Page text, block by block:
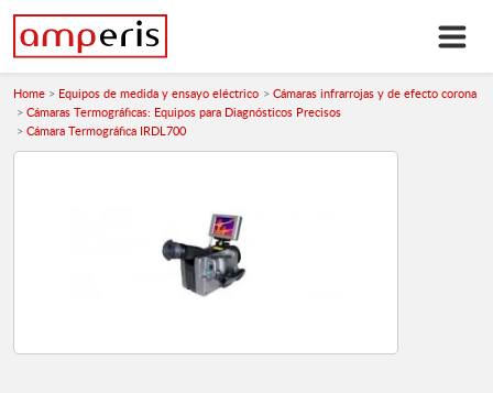
Home Equipos de medida y ensayo eléctrico
Cámaras infrarrojas y de efecto corona
Cámaras Termográficas: Equipos para Diagnósticos Precisos
Cámara Termográfica IRDL700